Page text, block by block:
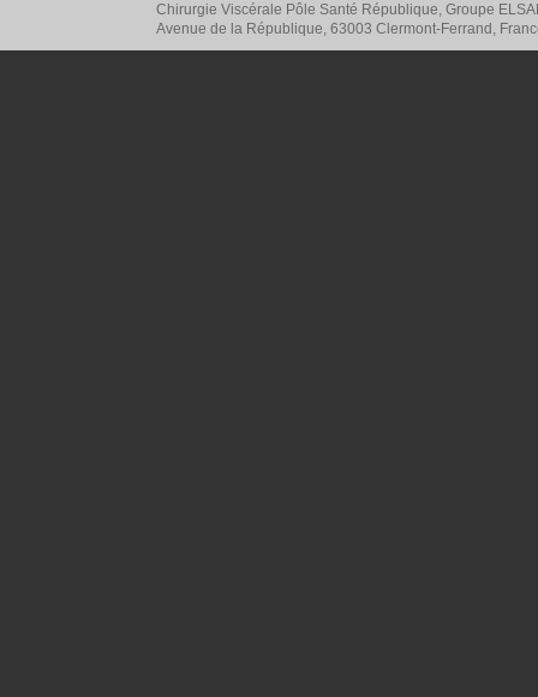
Chirurgie Viscérale Pôle Santé République, Groupe
Avenue de la République, 63003 Clermont-Ferrand,